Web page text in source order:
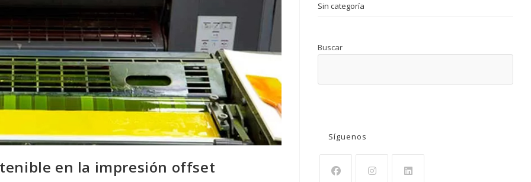
en la impresión offset
Sin categoría
Buscar
Síguenos